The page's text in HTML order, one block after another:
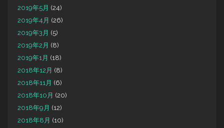
2019年5月 (24)
2019年4月 (26)
2019年3月 (5)
2019年2月 (8)
2019年1月 (18)
2018年12月 (8)
2018年11月 (6)
2018年10月 (20)
2018年9月 (12)
2018年8月 (10)